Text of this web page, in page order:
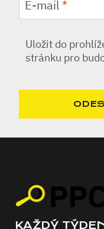
E-mail *
Uložit do
stránku pro
KAŽDÝ